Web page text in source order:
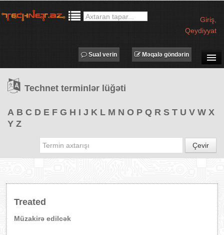
Giriş
Qeydiyyat
TƏDBİRLƏR
PROQRAMLAR
Məqalə göndərin
Sual verin
Technet terminlər lüğəti
A B C D E F G H I J K L M N O P Q R S T U V W X
Y Z
Çevir
Treated
Müzakirə edilcək